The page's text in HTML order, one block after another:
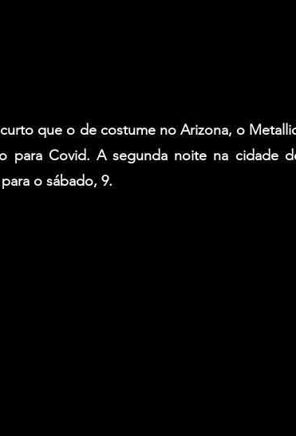
que o de costume no Arizona, o
para Covid. A segunda noite na cidade
o sábado, 9.